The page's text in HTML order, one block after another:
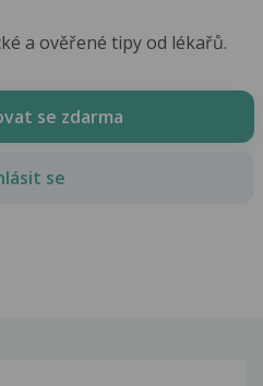
a ověřené tipy od lékařů.
se zdarma
se